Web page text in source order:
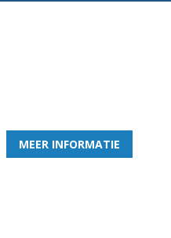
Word nu lid van
en geniet iedere week van
MEER INFORMATIE